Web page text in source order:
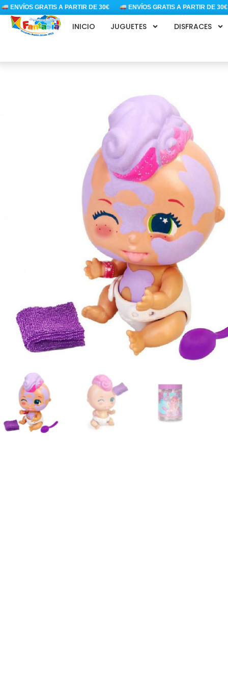
Ir
contenido
GRATIS A PARTIR DE 30€ ENVÍOS GRATIS A PARTIR DE 30€
INICIO JUGUETES DISFRACES